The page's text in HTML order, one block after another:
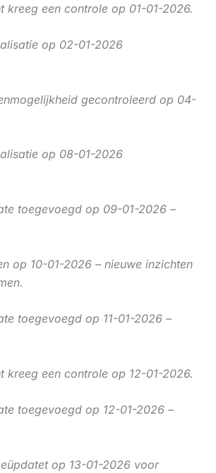
kreeg een controle op 01-01-2026.
op 02-01-2026
gecontroleerd op 04-
op 08-01-2026
toegevoegd op 09-01-2026 –
op 10-01-2026 – nieuwe inzichten
toegevoegd op 11-01-2026 –
kreeg een controle op 12-01-2026.
toegevoegd op 12-01-2026 –
op 13-01-2026 voor